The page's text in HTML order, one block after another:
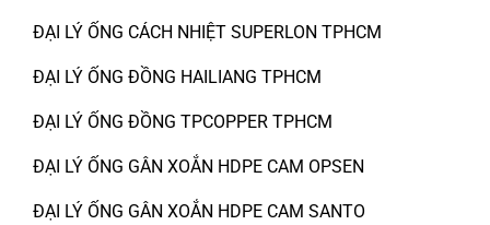
ĐẠI LÝ ỐNG CÁCH NHIỆT SUPERLON TPHCM
ĐẠI LÝ ỐNG ĐỒNG HAILIANG TPHCM
ĐẠI LÝ ỐNG ĐỒNG TPCOPPER TPHCM
ĐẠI LÝ ỐNG GÂN XOẮN HDPE CAM OPSEN
ĐẠI LÝ ỐNG GÂN XOẮN HDPE CAM SANTO